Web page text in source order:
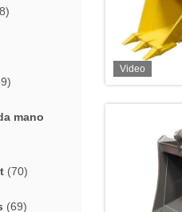
mano
(70)
(69)
Video